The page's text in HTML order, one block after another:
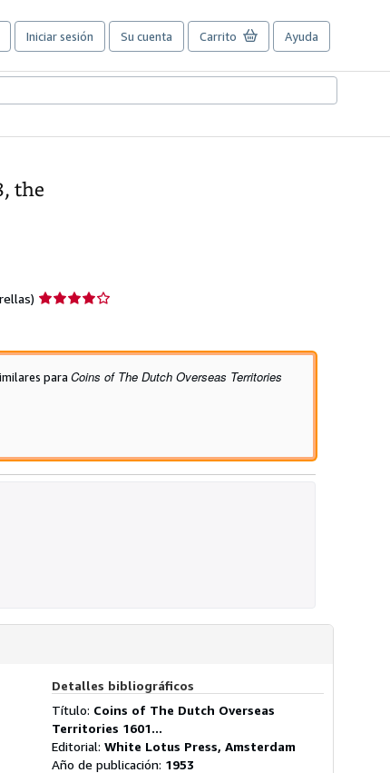
Iniciar sesión Su cuenta Carrito Ayuda
the
Calificación
4
5
para Coins of The Dutch Overseas Territories
Detalles bibliográficos
Título: Coins of The Dutch Overseas
Territories 1601...
Editorial: White Lotus Press, Amsterdam
Año de publicación: 1953